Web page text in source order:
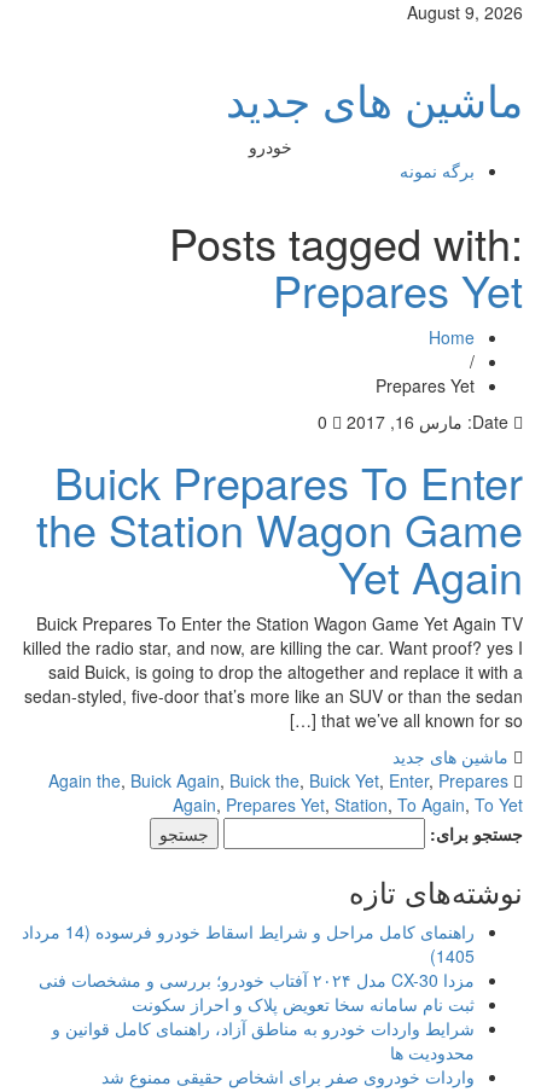
August 9, 2026
ماشین های جدید
خودرو
برگه نمونه
Posts tagged with:
Prepares Yet
Home
/
Prepares Yet
Date: مارس 16, 2017 0
Buick Prepares To Enter
the Station Wagon Game
Yet Again
Buick Prepares To Enter the Station Wagon Game Yet Again TV
killed the radio star, and now, are killing the car. Want proof? yes I
said Buick, is going to drop the altogether and replace it with a
sedan-styled, five-door that’s more like an SUV or than the sedan
that we’ve all known for so […]
ماشین های جدید
Again the,Buick Again,Buick the,Buick Yet,Enter,Prepares
Again,Prepares Yet,Station, To Again, To Yet
جستجو برای:
نوشته‌های تازه
راهنمای کامل مراحل و شرایط اسقاط خودرو فرسوده (14 مرداد
1405)
مزدا CX-30 مدل ۲۰۲۴ آفتاب خودرو؛ بررسی و مشخصات فنی
ثبت نام سامانه سخا تعویض پلاک و احراز سکونت
شرایط واردات خودرو به مناطق آزاد، راهنمای کامل قوانین و
محدودیت ها
واردات خودروی صفر برای اشخاص حقیقی ممنوع شد